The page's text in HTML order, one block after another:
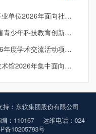
省科协所属事业单位2026年面向社会公开招聘工作人员面试公告
2026年辽宁省青少年科技教育创新成果大赛入围决赛项目公示
关于申报2026年度学术交流活动项目的通知
辽宁省科学技术馆2026年集中面向社会公开招聘拟进入面试人员资格复审递补公告
持：东软集团股份有限公司
：110167
运维电话：024-
备10205793号